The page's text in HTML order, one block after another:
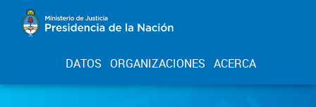
DATOS ORGANIZACIONES ACERCA